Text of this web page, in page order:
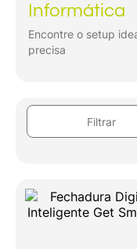
Informática
Encontre o setup
precisa
Filtrar